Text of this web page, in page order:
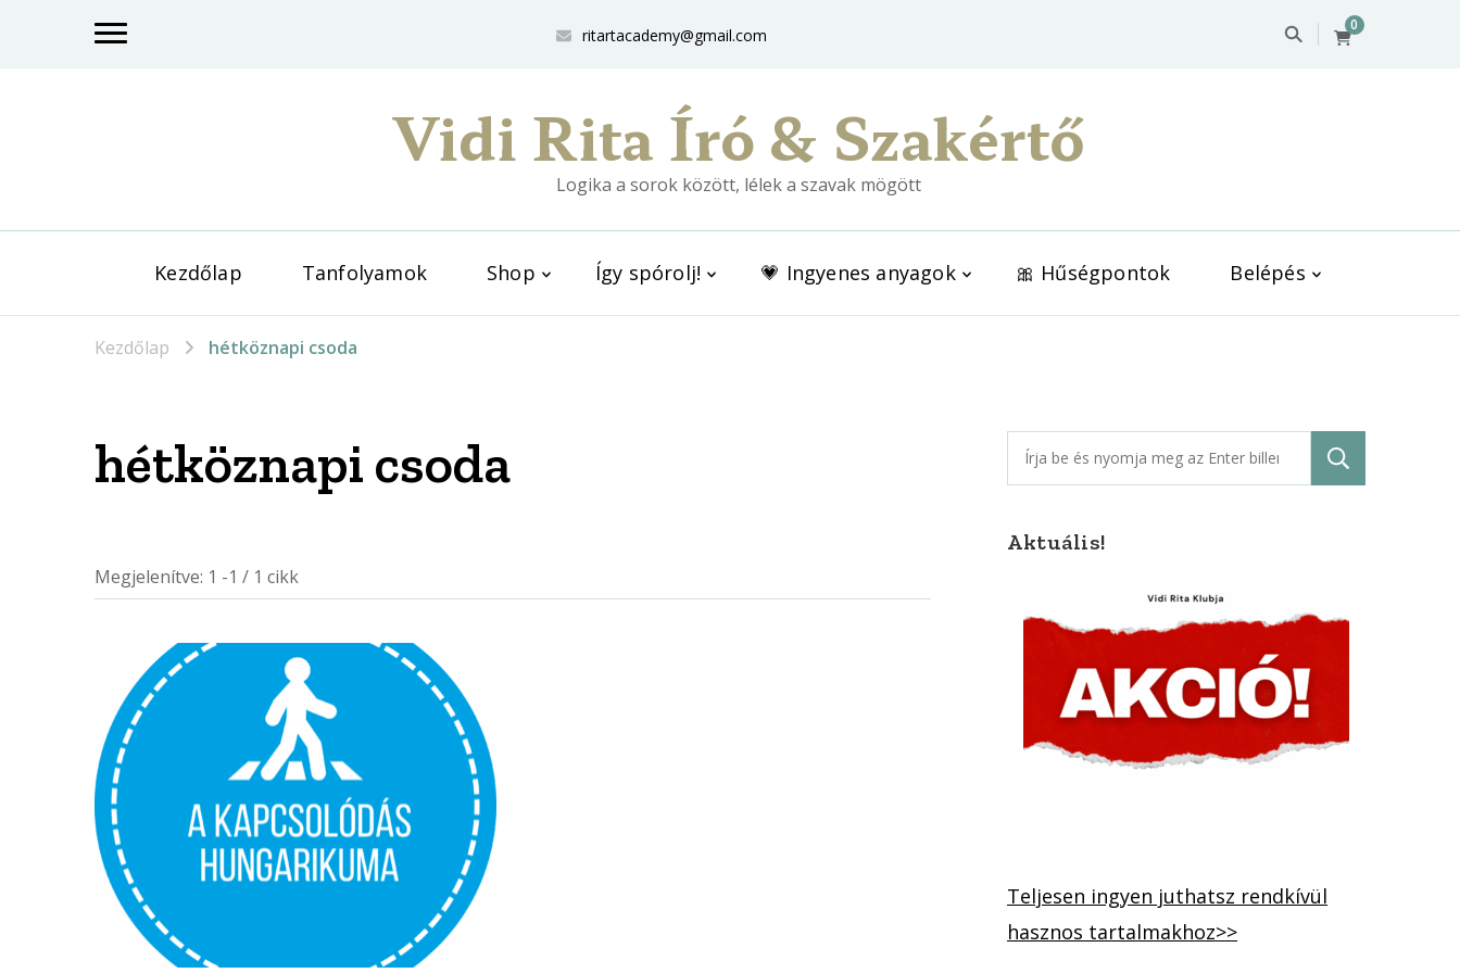
ritartacademy@gmail.com
0
Vidi Rita Író & Szakértő
Logika a sorok között, lélek a szavak mögött
Kezdőlap Tanfolyamok Shop Így spórolj! 💗 Ingyenes anyagok 🎀 Hűségpontok Belépés
Kezdőlap hétköznapi csoda
hétköznapi csoda
Megjelenítve: 1 -1 / 1 cikk
Keresés:
Aktuális!
Teljesen ingyen juthatsz rendkívül
hasznos tartalmakhoz>>